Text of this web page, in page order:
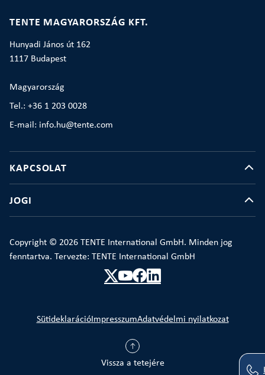
TENTE MAGYARORSZÁG KFT.
Hunyadi János út 162
1117 Budapest
Magyarország
Tel.: +36 1 203 0028
E-mail: info.hu@tente.com
KAPCSOLAT
JOGI
Copyright © 2026 TENTE International GmbH. Minden jog
fenntartva. Tervezte: TENTE International GmbH
Vissza a tetejére
SütideklarációImpresszumAdatvédelmi nyilatkozat